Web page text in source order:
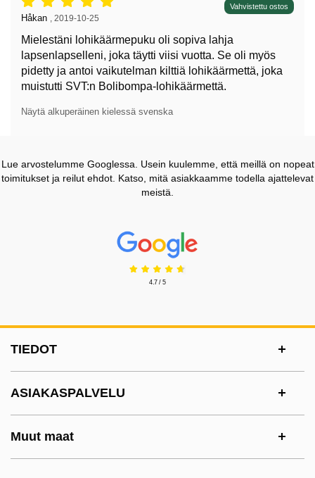
Arvostelu: 5 tähdet / 5, Vahvistettu ostos
Arvostelun kirjoittaja:
Håkan 2019-10-25
Mielestäni lohikäärmepuku oli sopiva lahja
lapsenlapselleni, joka täytti viisi vuotta. Se oli myös
pidetty ja antoi vaikutelman kilttiä lohikäärmettä, joka
muistutti SVT:n Bolibompa-lohikäärmettä.
Näytä alkuperäinen kielessä svenska
Lue arvostelumme Googlessa. Usein kuulemme, että meillä on nopeat
toimitukset ja reilut ehdot. Katso, mitä asiakkaamme todella ajattelevat
meistä.
Prisjakt Arvostelu: 4.7 Tähdet
4.7 / 5
TIEDOT
ASIAKASPALVELU
Muut maat